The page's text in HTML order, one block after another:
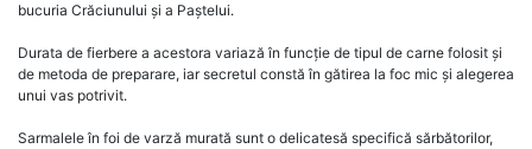
bucuria Crăciunului și a Paștelui.
Durata de fierbere a acestora variază în funcție de tipul de carne folosit și
de metoda de preparare, iar secretul constă în gătirea la foc mic și alegerea
unui vas potrivit.
Sarmalele în foi de varză murată sunt o delicatesă specifică sărbătorilor,